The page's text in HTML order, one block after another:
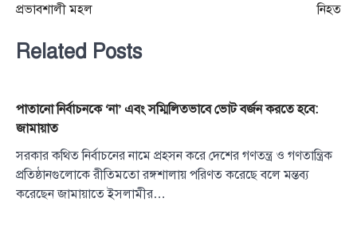
প্রভাবশালী মহল
নিহত
Related Posts
পাতানো নির্বাচনকে ‘না’ এবং সম্মিলিতভাবে ভোট বর্জন করতে হবে:
জামায়াত
সরকার কথিত নির্বাচনের নামে প্রহসন করে দেশের গণতন্ত্র ও গণতান্ত্রিক
প্রতিষ্ঠানগুলোকে রীতিমতো রঙ্গশালায় পরিণত করেছে বলে মন্তব্য
করেছেন জামায়াতে ইসলামীর…